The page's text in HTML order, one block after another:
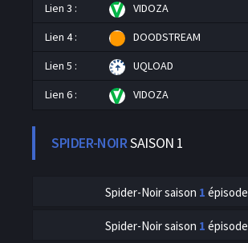
Lien 3 :
VIDOZA
Lien 4 :
DOODSTREAM
Lien 5 :
UQLOAD
Lien 6 :
VIDOZA
SPIDER-NOIRSAISON 1
Spider-Noirsaison 1 épisode
Spider-Noirsaison 1 épisode